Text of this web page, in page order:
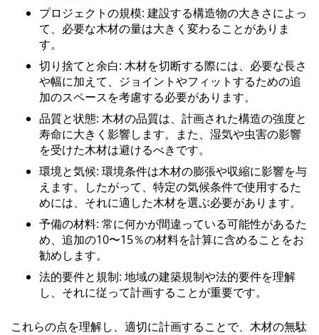
プロジェクトの規模: 建設する構造物の大きさによっ
て、必要な木材の量は大きく変わることがありま
す。
切り捨てと余白: 木材を切断する際には、必要な長さ
や幅に加えて、ジョイントやフィットするための追
加のスペースを考慮する必要があります。
品質と状態: 木材の品質は、計画された構造の強度と
寿命に大きく影響します。また、湿気や虫害の影響
を受けた木材は避けるべきです。
環境と気候: 環境条件は木材の膨張や収縮に影響を与
えます。したがって、特定の気候条件で使用するた
めには、それに適した木材を選ぶ必要があります。
予備の材料: 常に何かが間違っている可能性があるた
め、追加の10〜15％の材料を計算に含めることをお
勧めします。
法的要件と規制: 地域の建築規制や法的要件を理解
し、それに従って計画することが重要です。
これらの点を理解し、適切に計画することで、木材の無駄